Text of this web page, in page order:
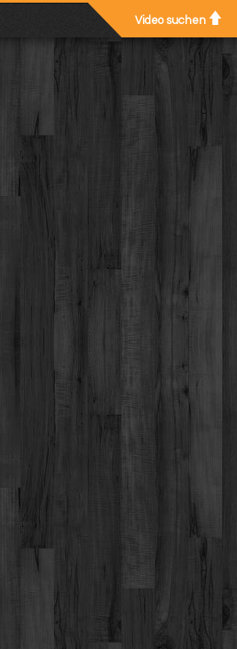
Video suchen